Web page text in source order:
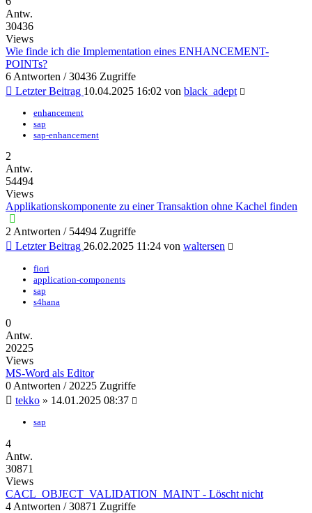
Antw.
30436
Views
Wie finde ich die Implementation eines ENHANCEMENT-
POINTs?
6 Antworten / 30436 Zugriffe
Letzter Beitrag 10.04.2025 16:02 von black_adept
enhancement
sap
sap-enhancement
2
Antw.
54494
Views
Applikationskomponente zu einer Transaktion ohne Kachel finden
2 Antworten / 54494 Zugriffe
Letzter Beitrag 26.02.2025 11:24 von waltersen
fiori
application-components
sap
s4hana
0
Antw.
20225
Views
MS-Word als Editor
0 Antworten / 20225 Zugriffe
tekko » 14.01.2025 08:37
sap
4
Antw.
30871
Views
CACL_OBJECT_VALIDATION_MAINT - Löscht nicht
4 Antworten / 30871 Zugriffe